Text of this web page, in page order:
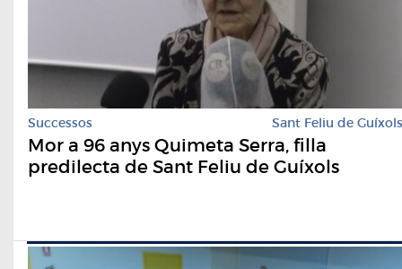
Successos Sant Feliu de Guíxols
Mor a 96 anys Quimeta Serra, filla
predilecta de Sant Feliu de Guíxols